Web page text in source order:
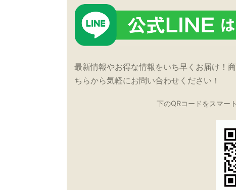
最新情報やお得な情報をいち早くお届け！
ちらから気軽にお問い合わせください！
下のQRコードをスマー